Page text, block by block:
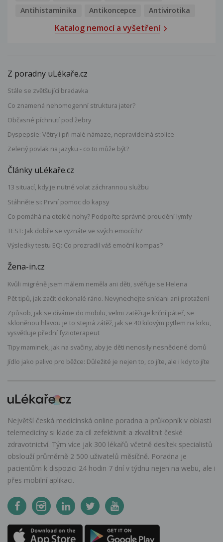
Antihistaminika
Antikoncepce Antivirotika
Katalog nemocí a vyšetření
Z poradny uLékaře.cz
Stále se zvětšující bradavka
Co znamená nehomogenní struktura jater?
Občasné píchnutí pod žebry
Dyspepsie: Větry i při malé námaze, nepravidelná stolice
Zelený povlak na jazyku - co to může být?
Články uLékaře.cz
13 situací, kdy je nutné volat záchrannou službu
Stáhněte si: První pomoc do kapsy
Co pomáhá na oteklé nohy? Podpořte správné proudění lymfy
TEST: Jak dobře se vyznáte ve svých emocích?
Výsledky testu EQ: Co prozradil váš emoční kompas?
Žena-in.cz
Kvůli migréně jsem málem neměla ani děti, svěřuje se Helena
Pět tipů, jak začít dokonalé ráno. Nevynechejte snídani ani protažení
Způsob, jak se díváme do mobilu, velmi zatěžuje krční páteř, se
skloněnou hlavou je to stejná zátěž, jak se 40 kilovým pytlem na krku,
vysvětluje přední fyzioterapeut
Tipy maminek, jak na svačiny, aby je děti nenosily nesnědené domů
Jídlo jako palivo pro běžce: Důležité je nejen to, co jíte, ale i kdy to jíte
Největší česká medicínská online poradna a průkopník v oblasti
telemedicíny si klade za cíl zefektivnit a zkvalitnit české
zdravotnictví. Tým více jak 300 lékařů včetně desítek specialistů
obslouží průměrně 2 500 uživatelů měsíčně. Poradna je
pacientům k dispozici 24 hodin 7 dní v týdnu nejen na webu, ale i
přes mobilní aplikaci.